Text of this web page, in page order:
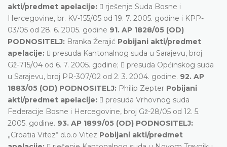
akti/predmet apelacije:  rješenje Suda Bosne i
Hercegovine, br. KV-155/05 od 19. 7. 2005. godine i KPP-
03/05 od 28. 6. 2005. godine 91. AP 1828/05 (OD)
PODNOSITELJ: Branka Žerajić Pobijani akti/predmet
apelacije:  presuda Kantonalnog suda u Sarajevu, broj
Gž-715/04 od 6. 7. 2005. godine;  presuda Općinskog suda
u Sarajevu, broj PR-307/02 od 2. 3. 2004. godine. 92. AP
1883/05 (OD) PODNOSITELJ: Philip Zepter Pobijani
akti/predmet apelacije:  presuda Vrhovnog suda
Federacije Bosne i Hercegovine, broj Gž-28/05 od 12. 5.
2005. godine. 93. AP 1899/05 (OD) PODNOSITELJ:
„Croatia Vitez“ d.o.o Vitez Pobijani akti/predmet